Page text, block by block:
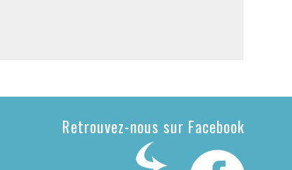
Retrouvez-nous sur Facebook